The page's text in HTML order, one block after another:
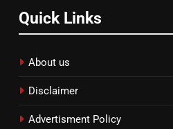
Quick Links
About us
Disclaimer
Advertisment Policy